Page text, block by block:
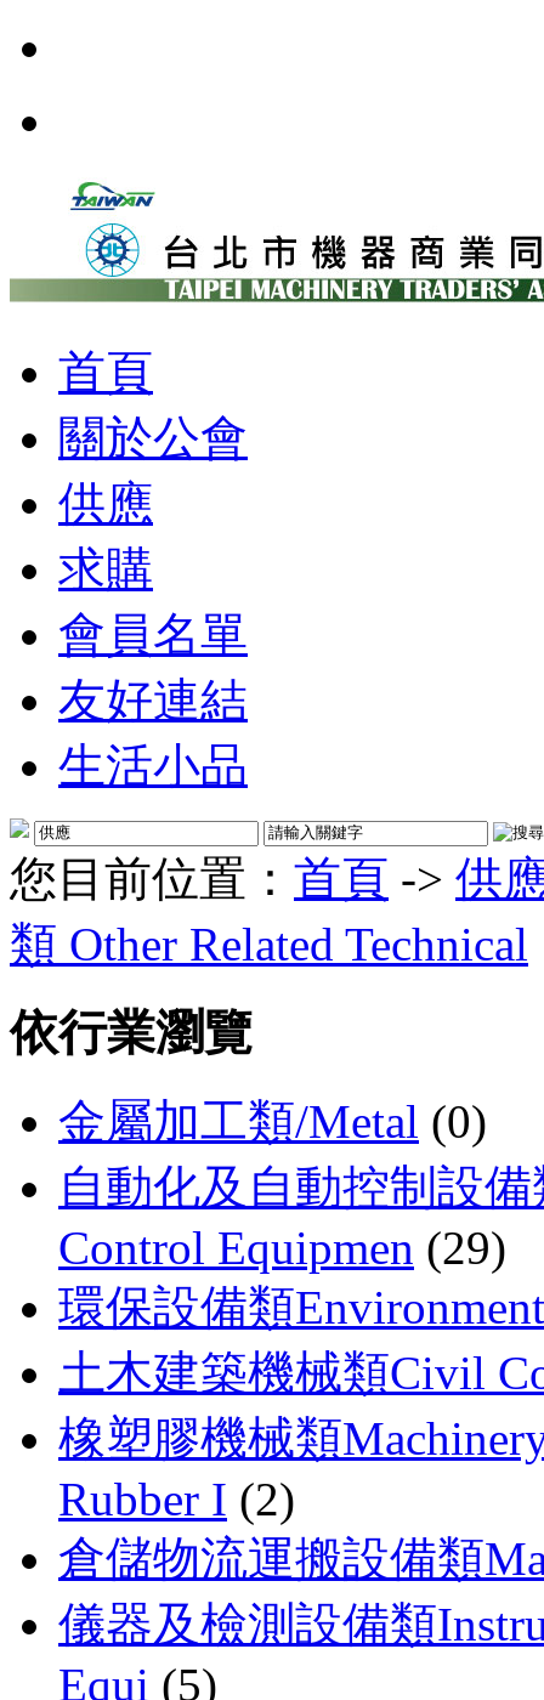
首頁
關於公會
供應
求購
會員名單
友好連結
生活小品
您目前位置： 首頁 -> 供
類 Other Related Technical
依行業瀏覽
金屬加工類/Metal (0)
自動化及自動控制設
Control Equipmen (29)
環保設備類
土木建築機械類Civil
橡塑膠機械類
Rubber I (2)
倉儲物流運搬設備類
儀器及檢測設備類
Equi (5)